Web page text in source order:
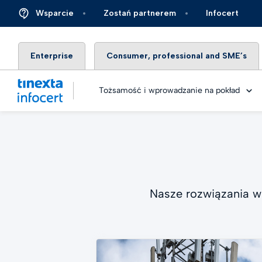
Wsparcie Zostań partnerem Infocert
Enterprise Consumer, professional and SME’s
Tożsamość i wprowadzanie na pokład
Obieg
Nasze rozwiązania